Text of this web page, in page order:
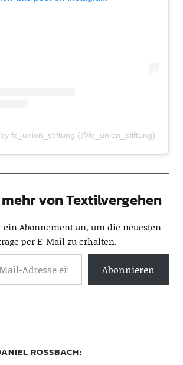
fc_union_stiftung (@fc_union_stiftung)
von Textilvergehen
Abonnement an, um die neuesten
per E-Mail zu erhalten.
Abonnieren
ROSSBACH